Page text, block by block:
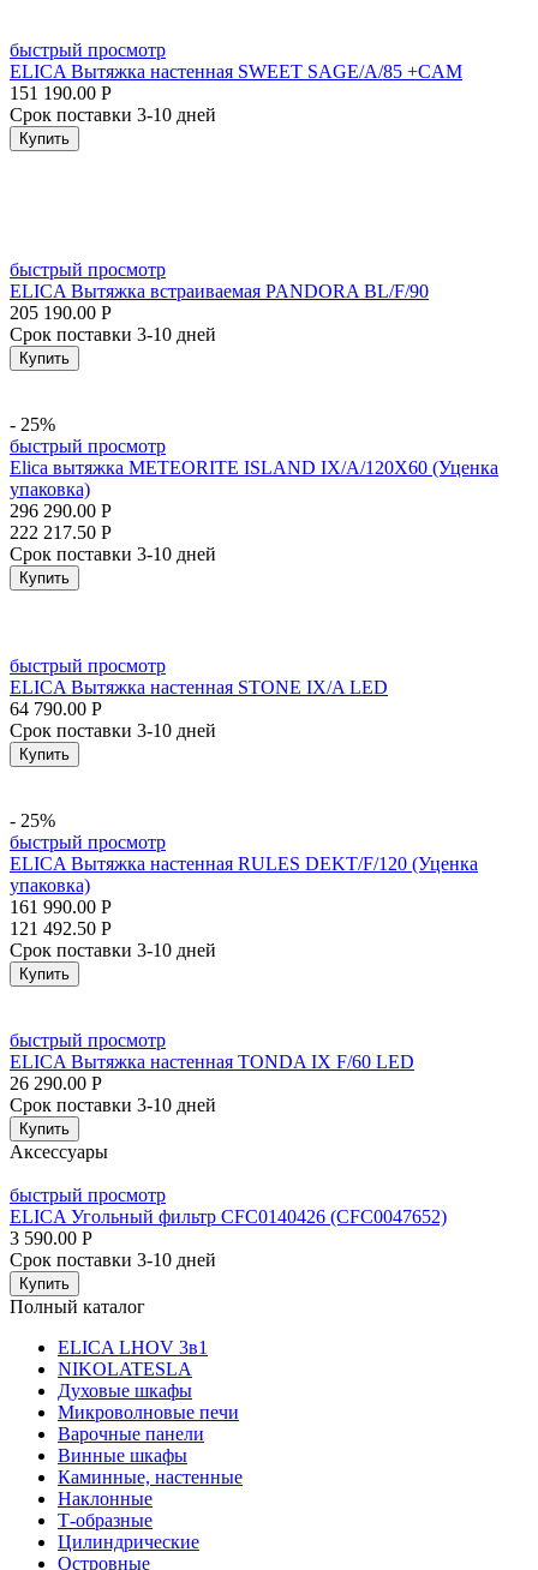
быстрый просмотр
ELICA Вытяжка настенная SWEET SAGE/A/85 +CAM
151 190.00 Р
Срок поставки 3-10 дней
Купить
быстрый просмотр
ELICA Вытяжка встраиваемая PANDORA BL/F/90
205 190.00 Р
Срок поставки 3-10 дней
Купить
- 25%
быстрый просмотр
Elica вытяжка METEORITE ISLAND IX/A/120X60 (Уценка
упаковка)
296 290.00 Р
222 217.50 Р
Срок поставки 3-10 дней
Купить
быстрый просмотр
ELICA Вытяжка настенная STONE IX/A LED
64 790.00 Р
Срок поставки 3-10 дней
Купить
- 25%
быстрый просмотр
ELICA Вытяжка настенная RULES DEKT/F/120 (Уценка
упаковка)
161 990.00 Р
121 492.50 Р
Срок поставки 3-10 дней
Купить
быстрый просмотр
ELICA Вытяжка настенная TONDA IX F/60 LED
26 290.00 Р
Срок поставки 3-10 дней
Купить
Аксессуары
быстрый просмотр
ELICA Угольный фильтр CFC0140426 (CFC0047652)
3 590.00 Р
Срок поставки 3-10 дней
Купить
Полный каталог
ELICA LHOV 3в1
NIKOLATESLA
Духовые шкафы
Микроволновые печи
Варочные панели
Винные шкафы
Каминные, настенные
Наклонные
Т-образные
Цилиндрические
Островные